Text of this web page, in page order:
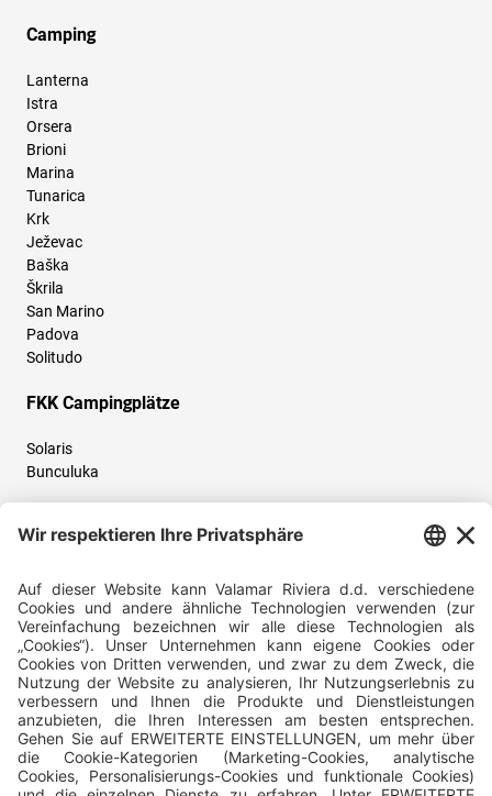
Camping
Lanterna
Istra
Orsera
Brioni
Marina
Tunarica
Krk
Ježevac
Baška
Škrila
San Marino
Padova
Solitudo
FKK Campingplätze
Solaris
Bunculuka
Folgen Sie uns und teilen Sie Ihr Urlaubserlebnis mit uns!